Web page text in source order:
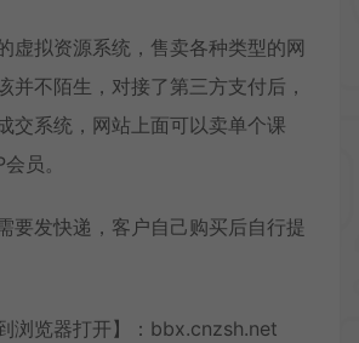
虚拟资源系统，售卖各种类型的网
并不陌生，对接了第三方支付后，
交系统，网站上面可以卖单个课
员。
要发快递，客户自己购买后自行提
浏览器打开】：bbx.cnzsh.net